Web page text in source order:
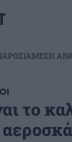
ΡΩΣΙΑΜΕΣΗ
το